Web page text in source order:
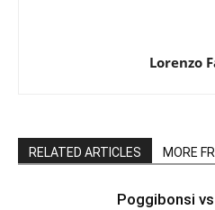
Lorenzo
RELATED ARTICLES MORE
Poggibonsi